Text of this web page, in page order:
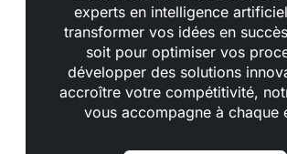
experts en intelligence
transformer vos idées en
soit pour optimiser vos
développer des solutions
accroître votre compétitivité,
vous accompagne à chaque